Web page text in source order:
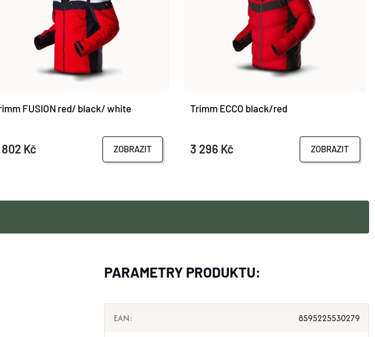
FUSION red/ black/ white
Kč ZOBRAZIT
Trimm ECCO black/red
3 296 Kč ZOBRAZIT
PARAMETRY PRODUKTU:
EAN: 8595225530279